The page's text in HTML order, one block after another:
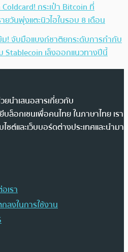
กระเป๋า Bitcoin ที่
ยวันพุ่งแตะนิวไฮในรอบ 8 เดือน
ม! จับมือแบงก์ชาติยกระดับการกำกับ
Stablecoin เล็งออกแนวทางปีนี้
นำเสนอสารเกี่ยวกับ
ล็อกเชนเพื่อคนไทย ในภาษาไทย เรา
ต์และเว็บบอร์ดต่างประเทศและนำมา
เรา
ลงในการใช้งาน